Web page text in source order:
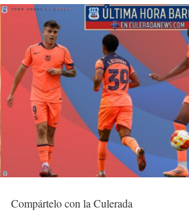
Compártelo con la Culerada